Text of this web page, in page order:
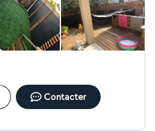
Contacter